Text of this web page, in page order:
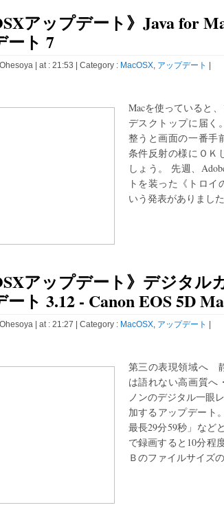
アップデート》Java for
ート 7
Ohesoya | at : 21:53 | Category : MacOSX, アップデート |
Macを使っていると
デスクトップに届く
整うと画面の一番手
条件反射の様にＯＫ
しょう。 先週、
トを装った《トロイ
いう発表がありまし
アップデート》デジタル
ート 3.12 - Canon EOS 5D
Ohesoya| at : 21:27 | Category : MacOSX, アップデート
第三の表現領域へ
は語れない高画質へ
ノンのデジタル一眼
加するアップデート
最長29分59秒」など
で録画すると10分程
Ｂのファイルサイズ